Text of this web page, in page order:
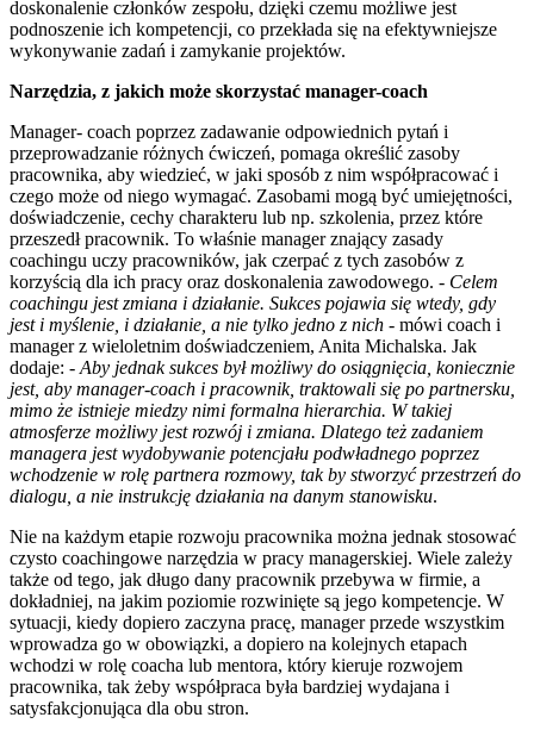
doskonalenie członków zespołu, dzięki czemu możliwe jest
podnoszenie ich kompetencji, co przekłada się na efektywniejsze
wykonywanie zadań i zamykanie projektów.
Narzędzia, z jakich może skorzystać manager-coach
Manager- coach poprzez zadawanie odpowiednich pytań i
przeprowadzanie różnych ćwiczeń, pomaga określić zasoby
pracownika, aby wiedzieć, w jaki sposób z nim współpracować i
czego może od niego wymagać. Zasobami mogą być umiejętności,
doświadczenie, cechy charakteru lub np. szkolenia, przez które
przeszedł pracownik. To właśnie manager znający zasady
coachingu uczy pracowników, jak czerpać z tych zasobów z
korzyścią dla ich pracy oraz doskonalenia zawodowego. - Celem
coachingu jest zmiana i działanie. Sukces pojawia się wtedy, gdy
jest i myślenie, i działanie, a nie tylko jedno z nich - mówi coach i
manager z wieloletnim doświadczeniem, Anita Michalska. Jak
dodaje: - Aby jednak sukces był możliwy do osiągnięcia, koniecznie
jest, aby manager-coach i pracownik, traktowali się po partnersku,
mimo że istnieje miedzy nimi formalna hierarchia. W takiej
atmosferze możliwy jest rozwój i zmiana. Dlatego też zadaniem
managera jest wydobywanie potencjału podwładnego poprzez
wchodzenie w rolę partnera rozmowy, tak by stworzyć przestrzeń do
dialogu, a nie instrukcję działania na danym stanowisku.
Nie na każdym etapie rozwoju pracownika można jednak stosować
czysto coachingowe narzędzia w pracy managerskiej. Wiele zależy
także od tego, jak długo dany pracownik przebywa w firmie, a
dokładniej, na jakim poziomie rozwinięte są jego kompetencje. W
sytuacji, kiedy dopiero zaczyna pracę, manager przede wszystkim
wprowadza go w obowiązki, a dopiero na kolejnych etapach
wchodzi w rolę coacha lub mentora, który kieruje rozwojem
pracownika, tak żeby współpraca była bardziej wydajana i
satysfakcjonująca dla obu stron.